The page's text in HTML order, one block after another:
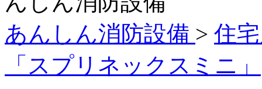
あんしん消防設備 > 住
「スプリネックスミニ」